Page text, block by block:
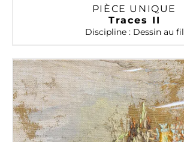
PIÈCE UNIQUE
Traces II
Discipline : Dessin au fil